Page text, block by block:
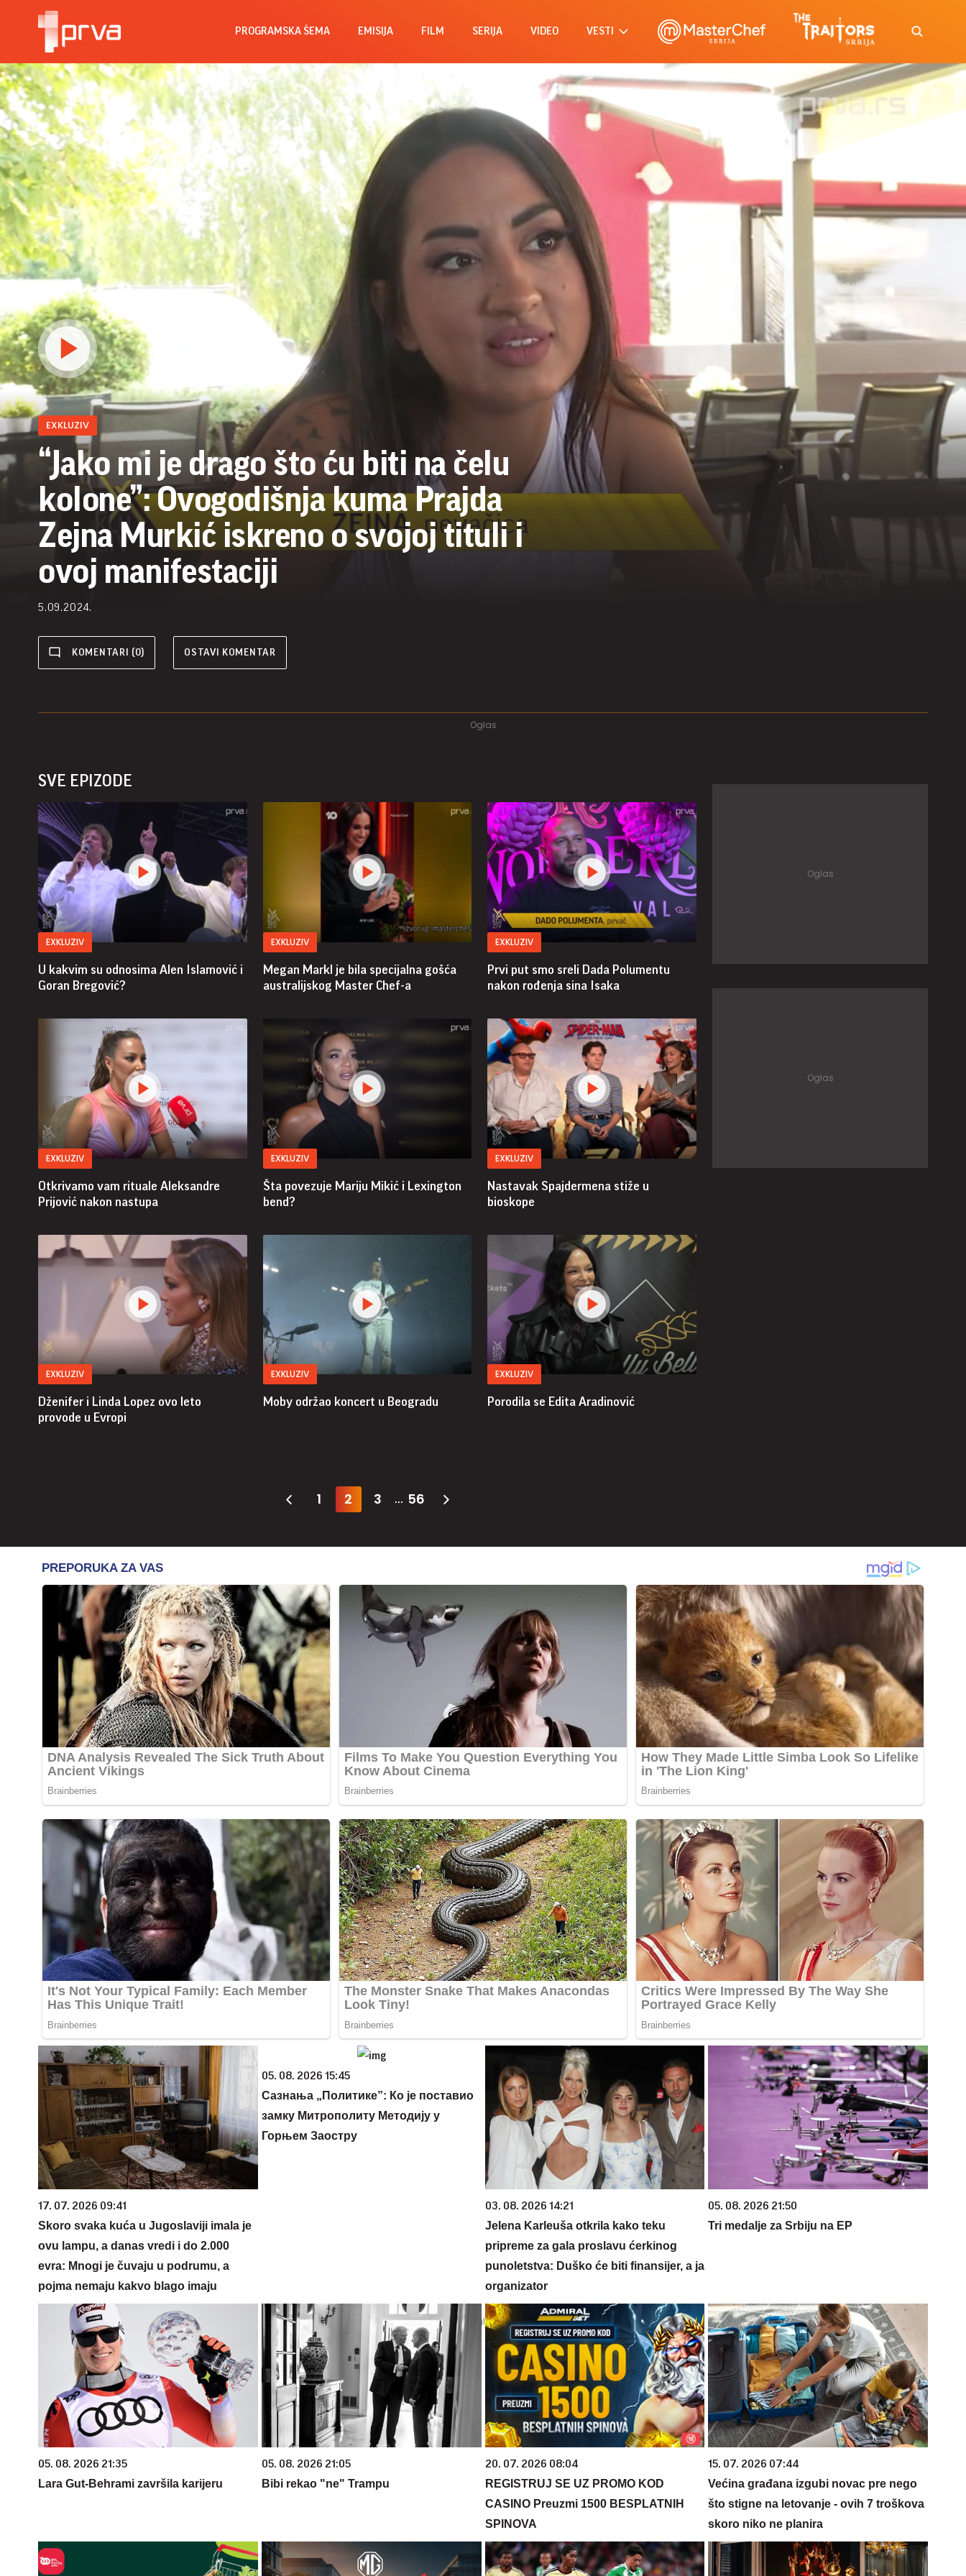
PROGRAMSKA ŠEMA EMISIJA FILM SERIJA VIDEO VESTI
EXKLUZIV
“Jako mi je drago što ću biti na čelu
kolone”: Ovogodišnja kuma Prajda
Zejna Murkić iskreno o svojoj tituli i
ovoj manifestaciji
5.09.2024.
KOMENTARI (0) OSTAVI KOMENTAR
SVE EPIZODE
EXKLUZIV
U kakvim su odnosima Alen Islamović i
Goran Bregović?
EXKLUZIV
Megan Markl je bila specijalna gošća
australijskog Master Chef-a
EXKLUZIV
Prvi put smo sreli Dada Polumentu
nakon rođenja sina Isaka
EXKLUZIV
Otkrivamo vam rituale Aleksandre
Prijović nakon nastupa
EXKLUZIV
Šta povezuje Mariju Mikić i Lexington
bend?
EXKLUZIV
Nastavak Spajdermena stiže u
bioskope
EXKLUZIV
Dženifer i Linda Lopez ovo leto
provode u Evropi
EXKLUZIV
Moby održao koncert u Beogradu
EXKLUZIV
Porodila se Edita Aradinović
1 2 3 ... 56
17. 07. 2026 09:41
Skoro svaka kuća u Jugoslaviji imala je
ovu lampu, a danas vredi i do 2.000
evra: Mnogi je čuvaju u podrumu, a
pojma nemaju kakvo blago imaju
05. 08. 2026 15:45
Сазнања „Политике”: Ко је поставио
замку Митрополиту Методију у
Горњем Заостру
03. 08. 2026 14:21
Jelena Karleuša otkrila kako teku
pripreme za gala proslavu ćerkinog
punoletstva: Duško će biti finansijer, a ja
organizator
05. 08. 2026 21:50
Tri medalje za Srbiju na EP
05. 08. 2026 21:35
Lara Gut-Behrami završila karijeru
05. 08. 2026 21:05
Bibi rekao "ne" Trampu
20. 07. 2026 08:04
REGISTRUJ SE UZ PROMO KOD
CASINO Preuzmi 1500 BESPLATNIH
SPINOVA
15. 07. 2026 07:44
Većina građana izgubi novac pre nego
što stigne na letovanje - ovih 7 troškova
skoro niko ne planira